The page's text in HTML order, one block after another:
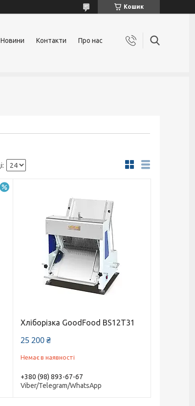
Кошик
Новини Контакти Про нас
Хліборізка GoodFood BS12T31
25 200 ₴
Немає в наявності
+380 (98) 893-67-67
Viber/Telegram/WhatsApp